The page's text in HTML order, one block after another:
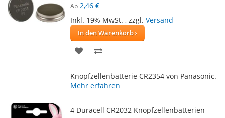
Ab 2,46 €
Inkl. 19% MwSt. , zzgl. Versand
In den Warenkorb
ZUR
HINZUFÜGEN
HINZUFÜGEN
Knopfzellenbatterie CR2354 von Panasonic.
Mehr erfahren
4 Duracell CR2032 Knopfzellenbatterien